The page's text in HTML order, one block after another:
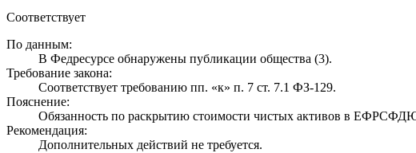
Соответствует
По данным:
В Федресурсе обнаружены публикации общества (3).
Требование закона:
Соответствует требованию пп. «к» п. 7 ст. 7.1 ФЗ-129.
Пояснение:
Обязанность по раскрытию стоимости чистых активов в
Рекомендация:
Дополнительных действий не требуется.